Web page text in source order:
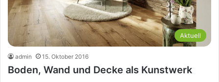
Aktuell
admin 15. Oktober 2016
Boden, Wand und Decke als Kunstwerk